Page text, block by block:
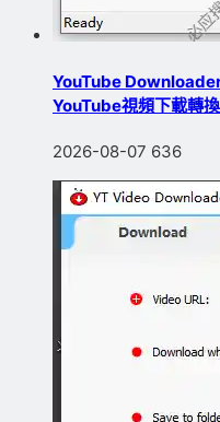
YouTube
YouTube視頻下載轉
2026-08-07 636